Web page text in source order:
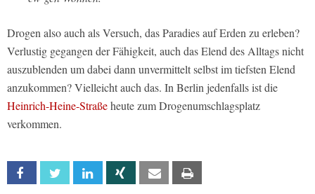
Drogen also auch als Versuch, das Paradies auf Erden zu erleben?
Verlustig gegangen der Fähigkeit, auch das Elend des Alltags nicht
auszublenden um dabei dann unvermittelt selbst im tiefsten Elend
anzukommen? Vielleicht auch das. In Berlin jedenfalls ist die
Heinrich-Heine-Straßeheute zum Drogenumschlagsplatz
verkommen.
Facebook Twitter Linkedin Xing Email